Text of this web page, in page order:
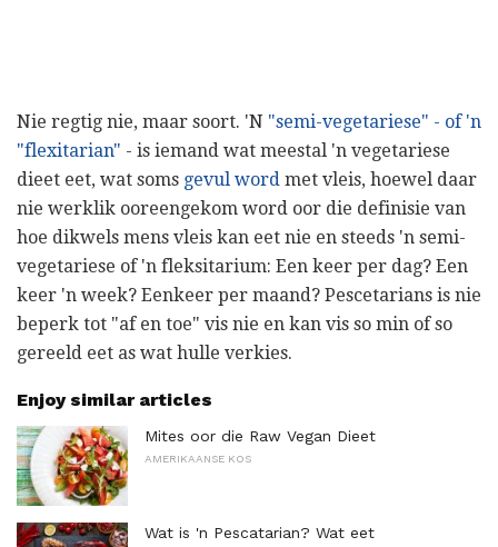
Nie regtig nie, maar soort. 'N "semi-vegetariese" - of 'n
"flexitarian" - is iemand wat meestal 'n vegetariese
dieet eet, wat soms gevul word met vleis, hoewel daar
nie werklik ooreengekom word oor die definisie van
hoe dikwels mens vleis kan eet nie en steeds 'n semi-
vegetariese of 'n fleksitarium: Een keer per dag? Een
keer 'n week? Eenkeer per maand? Pescetarians is nie
beperk tot "af en toe" vis nie en kan vis so min of so
gereeld eet as wat hulle verkies.
Enjoy similar articles
Mites oor die Raw Vegan Dieet
AMERIKAANSE KOS
Wat is 'n Pescatarian? Wat eet